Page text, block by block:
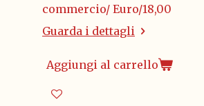
commercio/ Euro/18,00
Guarda i dettagli
Aggiungi al carrello